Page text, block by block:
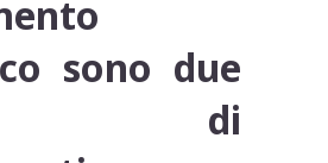
sono due
di